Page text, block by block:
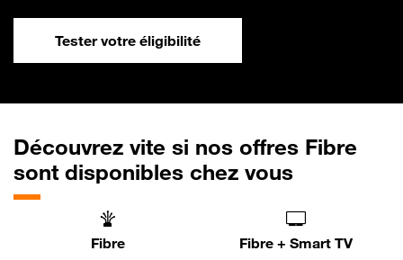
Tester votre éligibilité
Découvrez vite si nos offres Fibre
sont disponibles chez vous
Fibre Fibre + Smart TV